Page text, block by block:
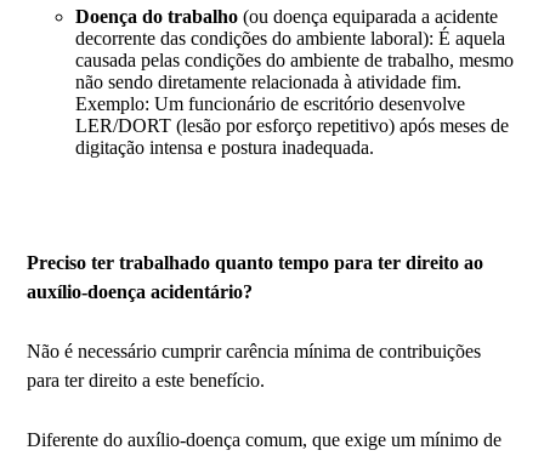
Doença do trabalho (ou doença equiparada a acidente
decorrente das condições do ambiente laboral): É aquela
causada pelas condições do ambiente de trabalho, mesmo
não sendo diretamente relacionada à atividade fim.
Exemplo: Um funcionário de escritório desenvolve
LER/DORT (lesão por esforço repetitivo) após meses de
digitação intensa e postura inadequada.
Preciso ter trabalhado quanto tempo para ter direito ao
auxílio-doença acidentário?
Não é necessário cumprir carência mínima de contribuições
para ter direito a este benefício.
Diferente do auxílio-doença comum, que exige um mínimo de